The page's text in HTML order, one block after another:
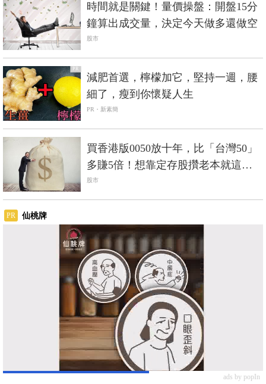
時間就是關鍵！量價操盤：開盤15分
鐘算出成交量，決定今天做多還做空
股市
PR
減肥首選，檸檬加它，堅持一週，腰
細了，瘦到你懷疑人生
PR・新素簡
買香港版0050放十年，比「台灣50」
多賺5倍！想靠定存股攢老本就這樣
做
股市
PR 仙桃牌
ads by popIn